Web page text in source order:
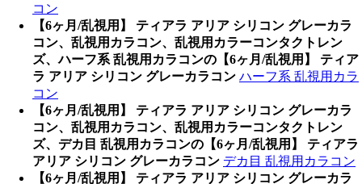
コン
【6ヶ月/乱視用】 ティアラ アリア シリコン グレーカラ
コン、乱視用カラコン、乱視用カラーコンタクトレン
ズ、ハーフ系 乱視用カラコンの【6ヶ月/乱視用】 ティア
ラ アリア シリコン グレーカラコン ハーフ系 乱視用カラ
コン
【6ヶ月/乱視用】 ティアラ アリア シリコン グレーカラ
コン、乱視用カラコン、乱視用カラーコンタクトレン
ズ、デカ目 乱視用カラコンの【6ヶ月/乱視用】 ティアラ
アリア シリコン グレーカラコン デカ目 乱視用カラコン
【6ヶ月/乱視用】 ティアラ アリア シリコン グレーカラ